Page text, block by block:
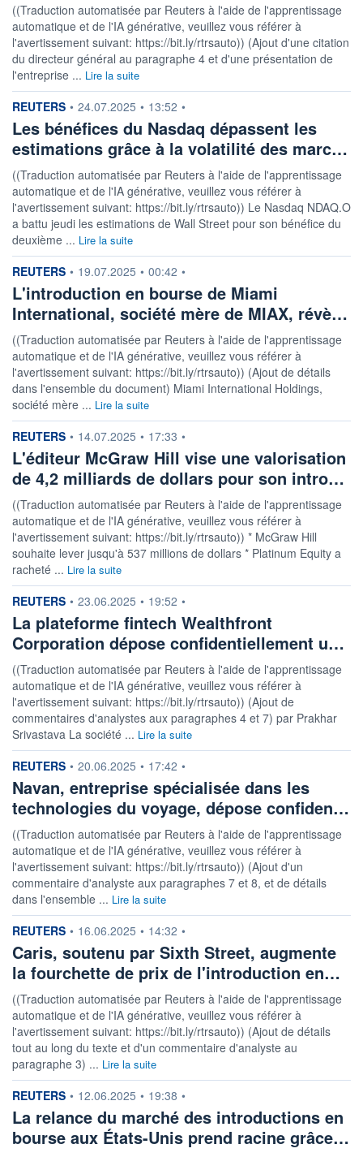
((Traduction automatisée par Reuters à l'aide de l'apprentissage
automatique et de l'IA générative, veuillez vous référer à
l'avertissement suivant: https://bit.ly/rtrsauto)) (Ajout d'une citation
du directeur général au paragraphe 4 et d'une présentation de
l'entreprise ... Lire la suite
information fournie par
REUTERS • 24.07.2025 • 13:52 •
Les bénéfices du Nasdaq dépassent les
estimations grâce à la volatilité des marc…
((Traduction automatisée par Reuters à l'aide de l'apprentissage
automatique et de l'IA générative, veuillez vous référer à
l'avertissement suivant: https://bit.ly/rtrsauto)) Le Nasdaq NDAQ.O
a battu jeudi les estimations de Wall Street pour son bénéfice du
deuxième ... Lire la suite
information fournie par
REUTERS • 19.07.2025 • 00:42 •
L'introduction en bourse de Miami
International, société mère de MIAX, révè…
((Traduction automatisée par Reuters à l'aide de l'apprentissage
automatique et de l'IA générative, veuillez vous référer à
l'avertissement suivant: https://bit.ly/rtrsauto)) (Ajout de détails
dans l'ensemble du document) Miami International Holdings,
société mère ... Lire la suite
information fournie par
REUTERS • 14.07.2025 • 17:33 •
L'éditeur McGraw Hill vise une valorisation
de 4,2 milliards de dollars pour son intro…
((Traduction automatisée par Reuters à l'aide de l'apprentissage
automatique et de l'IA générative, veuillez vous référer à
l'avertissement suivant: https://bit.ly/rtrsauto)) * McGraw Hill
souhaite lever jusqu'à 537 millions de dollars * Platinum Equity a
racheté ... Lire la suite
information fournie par
REUTERS • 23.06.2025 • 19:52 •
La plateforme fintech Wealthfront
Corporation dépose confidentiellement u…
((Traduction automatisée par Reuters à l'aide de l'apprentissage
automatique et de l'IA générative, veuillez vous référer à
l'avertissement suivant: https://bit.ly/rtrsauto)) (Ajout de
commentaires d'analystes aux paragraphes 4 et 7) par Prakhar
Srivastava La société ... Lire la suite
information fournie par
REUTERS • 20.06.2025 • 17:42 •
Navan, entreprise spécialisée dans les
technologies du voyage, dépose confiden…
((Traduction automatisée par Reuters à l'aide de l'apprentissage
automatique et de l'IA générative, veuillez vous référer à
l'avertissement suivant: https://bit.ly/rtrsauto)) (Ajout d'un
commentaire d'analyste aux paragraphes 7 et 8, et de détails
dans l'ensemble ... Lire la suite
information fournie par
REUTERS • 16.06.2025 • 14:32 •
Caris, soutenu par Sixth Street, augmente
la fourchette de prix de l'introduction en…
((Traduction automatisée par Reuters à l'aide de l'apprentissage
automatique et de l'IA générative, veuillez vous référer à
l'avertissement suivant: https://bit.ly/rtrsauto)) (Ajout de détails
tout au long du texte et d'un commentaire d'analyste au
paragraphe 3) ... Lire la suite
information fournie par
REUTERS • 12.06.2025 • 19:38 •
La relance du marché des introductions en
bourse aux États-Unis prend racine grâce…